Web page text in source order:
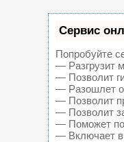
Сервис
Попробуйте
— Разгрузит
— Позволит
— Разошлет
— Позволит
— Позволит
— Поможет
— Включает в